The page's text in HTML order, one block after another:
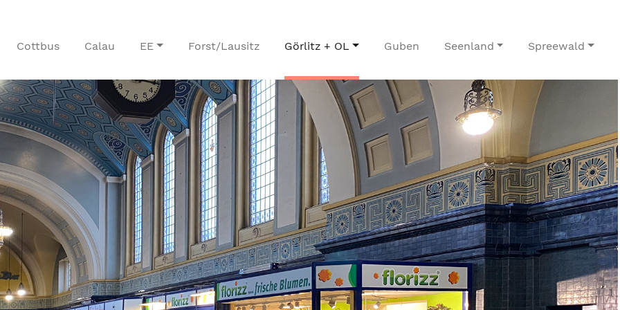
Cottbus Calau EE Forst/Lausitz Görlitz + OL Guben Seenland Spreewald